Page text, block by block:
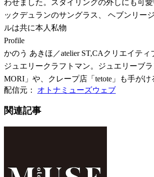
わせました。スタイリングの外しにも可
ックデュランのサングラス、 ヘブンリー
ルは共に本人私物
Profile
かのう あきほ／atelier ST,CAクリエイテ
ジュエリークラフトマン。ジュエリーブ
MORI」や、クレープ店「tetote」も手がけ
配信元： オトナミューズウェブ
関連記事